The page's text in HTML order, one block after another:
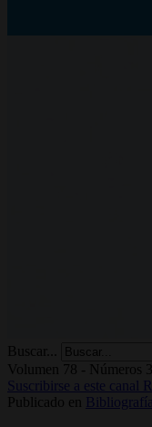
Buscar...
Volumen 78 - Números
Suscribirse a este canal
Publicado en